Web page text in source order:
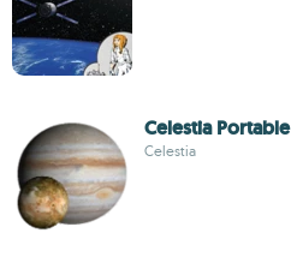
Celestia Portable
Celestia